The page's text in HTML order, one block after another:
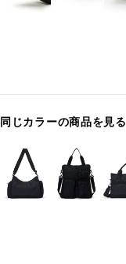
同じカラーの商品を見る